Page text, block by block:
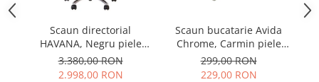
Scaun directorial
HAVANA, Negru piele
naturala
3.380,00 RON
2.998,00 RON
Scaun bucatarie Avida
Chrome, Carmin piele
ecologica
299,00 RON
229,00 RON